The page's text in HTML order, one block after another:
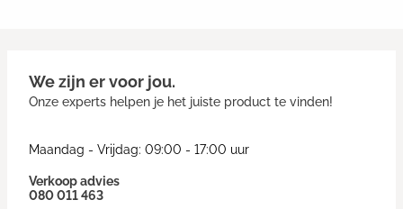
We zijn er voor jou.
Onze experts helpen je het juiste product te vinden!
Maandag - Vrijdag: 09:00 - 17:00 uur
Verkoop advies
080 011 463